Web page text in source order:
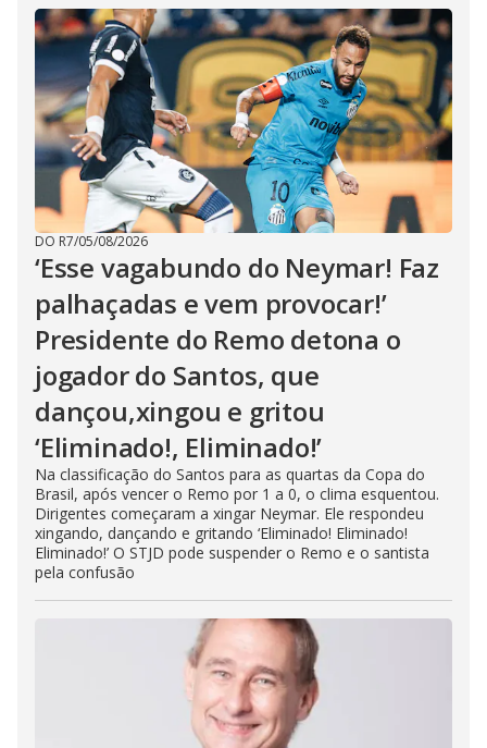
DO R7/05/08/2026
‘Esse vagabundo do Neymar! Faz
palhaçadas e vem provocar!’
Presidente do Remo detona o
jogador do Santos, que
dançou,xingou e gritou
‘Eliminado!, Eliminado!’
Na classificação do Santos para as quartas da Copa do
Brasil, após vencer o Remo por 1 a 0, o clima esquentou.
Dirigentes começaram a xingar Neymar. Ele respondeu
xingando, dançando e gritando ‘Eliminado! Eliminado!
Eliminado!’ O STJD pode suspender o Remo e o santista
pela confusão